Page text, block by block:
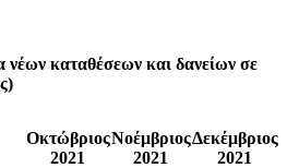
νέων καταθέσεων και δανείων σε
Οκτώβριος
2021
Νοέμβριος
2021
Δεκέμβριος
2021